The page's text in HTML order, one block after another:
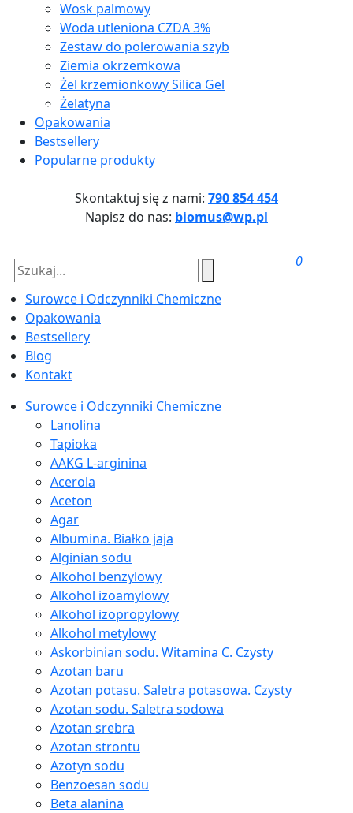
Wosk palmowy
Woda utleniona CZDA 3%
Zestaw do polerowania szyb
Ziemia okrzemkowa
Żel krzemionkowy Silica Gel
Żelatyna
Opakowania
Bestsellery
Popularne produkty
Skontaktuj się z nami: 790 854 454
Napisz do nas: biomus@wp.pl
0
Surowce i Odczynniki Chemiczne
Opakowania
Bestsellery
Blog
Kontakt
Surowce i Odczynniki Chemiczne
Lanolina
Tapioka
AAKG L-arginina
Acerola
Aceton
Agar
Albumina. Białko jaja
Alginian sodu
Alkohol benzylowy
Alkohol izoamylowy
Alkohol izopropylowy
Alkohol metylowy
Askorbinian sodu. Witamina C. Czysty
Azotan baru
Azotan potasu. Saletra potasowa. Czysty
Azotan sodu. Saletra sodowa
Azotan srebra
Azotan strontu
Azotyn sodu
Benzoesan sodu
Beta alanina